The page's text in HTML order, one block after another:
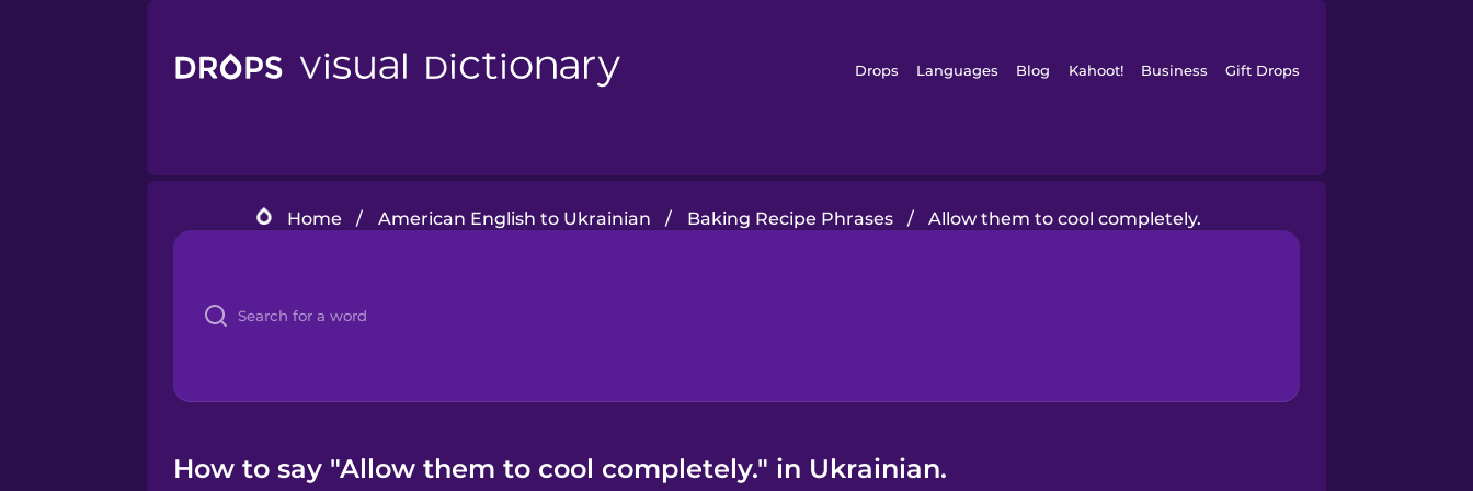
Drops Languages Blog Kahoot! Business Gift Drops
Home / American English to Ukrainian / Baking Recipe Phrases / Allow them to cool completely.
How to say "Allow them to cool completely." in Ukrainian.